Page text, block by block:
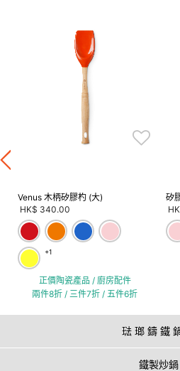
Venus 木柄矽膠杓 (大)
HK$ 340.00
+1
正價陶瓷產品 / 廚房配件
兩件8折 / 三件7折 / 五件6折
矽
琺 瑯 鑄 鐵
鐵製炒鍋